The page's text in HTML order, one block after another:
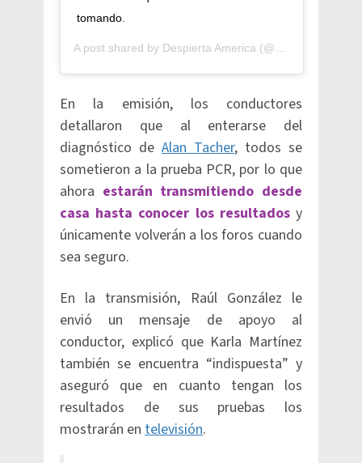
tomando.
A post shared by Despierta America (@despiertamerica) on
En la emisión, los conductores
detallaron que al enterarse del
diagnóstico de Alan Tacher, todos se
sometieron a la prueba PCR, por lo que
ahora estarán transmitiendo desde
casa hasta conocer los resultadosy
únicamente volverán a los foros cuando
sea seguro.
En la transmisión, Raúl González le
envió un mensaje de apoyo al
conductor, explicó que Karla Martínez
también se encuentra “indispuesta” y
aseguró que en cuanto tengan los
resultados de sus pruebas los
mostrarán en televisión.